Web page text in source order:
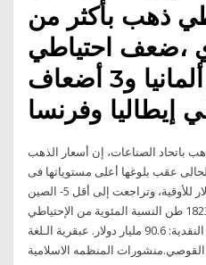
ذهب بأكثر من
،ضعف احتياطي
الدولة الرائدة ألمانيا و3 أضعاف
باتحاد الصناعات، إن أسعار الذهب
عقب بلوغها أعلى مستوياتها فى
بداية العام حتى وصلت إلى ١٠٠ دولار للأوقية، وتراجعت إلى أقل 5- الصين
حيازات الذهب الرسمية: 1823.3 طن النسبة المئوية من الإحتياطي
الأجنبي في الذهب: 2.3 % القيمة النقدية: 90.6 مليار دولار. عبقرية الـلغة
المنظمه الاسلامية